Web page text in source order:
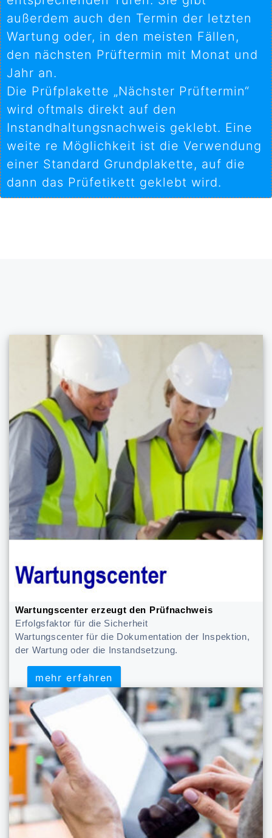
außerdem auch den Termin der letzten
Wartung oder, in den meisten Fällen,
den nächsten Prüftermin mit Monat und
Jahr an.
Die Prüfplakette „Nächster Prüftermin“
wird oftmals direkt auf den
Instandhaltungsnachweis geklebt. Eine
weite re Möglichkeit ist die Verwendung
einer Standard Grundplakette, auf die
dann das Prüfetikett geklebt wird.
Wartungscenter erzeugt den Prüfnachweis
Erfolgsfaktor für die Sicherheit
Wartungscenter für die Dokumentation der Inspektion,
der Wartung oder die Instandsetzung.
mehr erfahren
mehr erfahren